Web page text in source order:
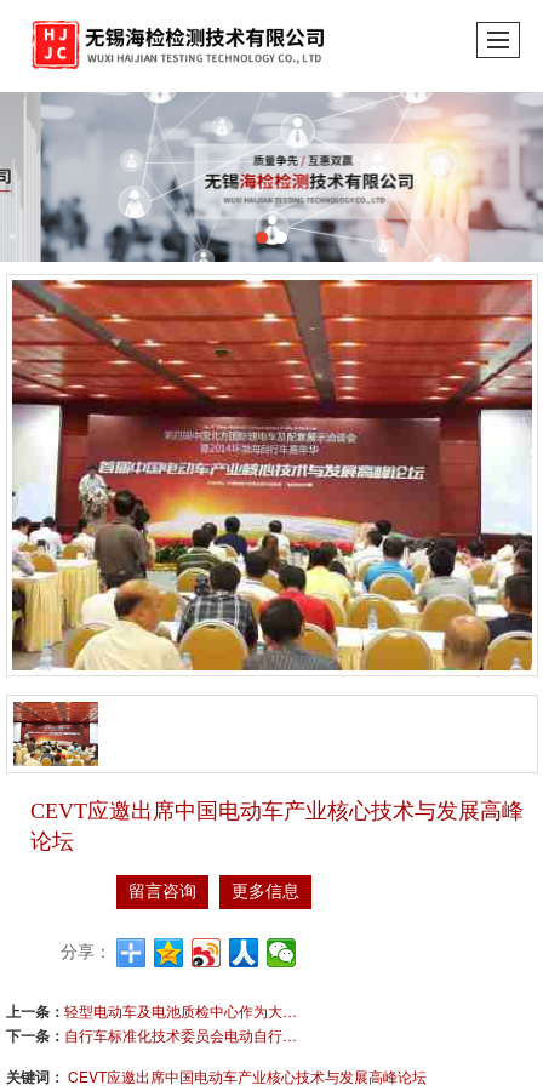
CEVT应邀出席中国电动车产业核心技术与发展高峰
论坛
留言咨询 更多信息
分享：
上一条： 轻型电动车及电池质检中心作为大陆代表与台方联合起草电动自行车锂电池共通标准
下一条： 自行车标准化技术委员会电动自行车分技术委员会换届暨二届一次会议在锡召开
关键词： CEVT应邀出席中国电动车产业核心技术与发展高峰论坛